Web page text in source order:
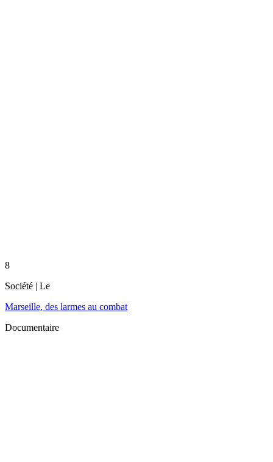
8
Société | Le
Marseille, des larmes au combat
Documentaire